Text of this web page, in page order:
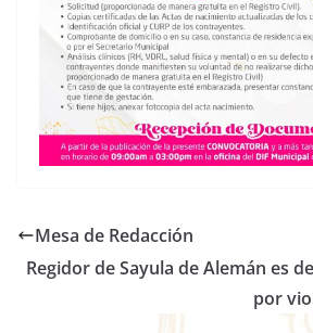
Mesa de Redacción
Regidor de Sayula de Alemán es
por